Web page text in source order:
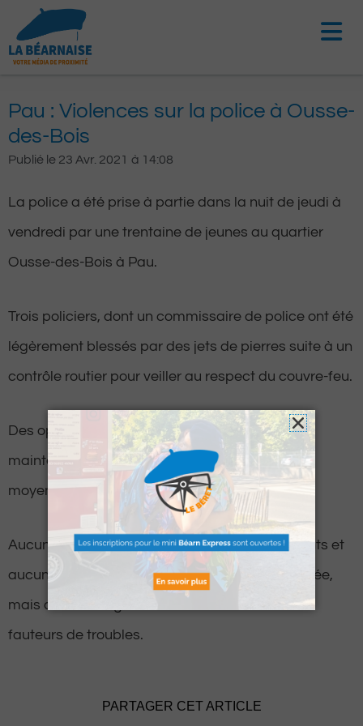
contenu
Pau : Violences sur la police à Ousse-
des-Bois
Publié le 23 Avr. 2021 à 14:08
La police a été prise à partie dans la nuit de jeudi à
vendredi par une trentaine de jeunes au quartier
Ousse-des-Bois à Pau.
Trois policiers, dont un commissaire de police ont été
légèrement blessés par des jets de pierres suite à un
contrôle routier pour veiller au respect du couvre-feu.
Des opérations ont été mises à l’œuvre afin de
maintenir l’ordre en faisant usage de plusieurs
moyens de dispersion.
Aucun blessé n’a été déploré chez les assaillants et
aucune interpellation n’a été pour l’heure réalisée,
mais des investigations visent à identifier les
fauteurs de troubles.
PARTAGER CET ARTICLE